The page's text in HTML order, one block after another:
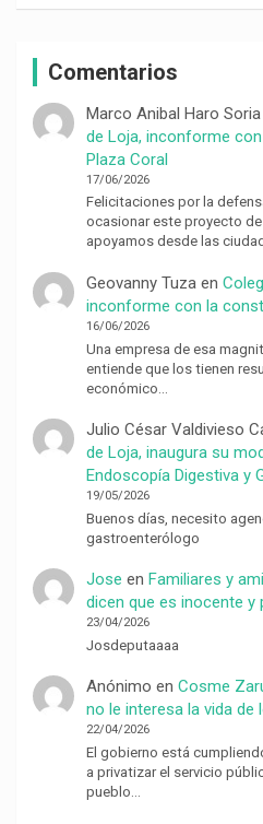
Comentarios
Marco Anibal Haro Soria
de Loja, inconforme
Plaza Coral
17/06/2026
Felicitaciones por la
ocasionar este proyecto
apoyamos desde las
Geovanny Tuzaen
inconforme con la
16/06/2026
Una empresa de esa
entiende que los tienen
económico…
Julio César Valdivieso
de Loja, inaugura su
Endoscopía Digestiva y
19/05/2026
Buenos días, necesito
gastroenterólogo
Jose en Familiares y
dicen que es inocente y
23/04/2026
Josdeputaaaa
Anónimo en Cosme
no le interesa la vida de
22/04/2026
El gobierno está
a privatizar el servicio
pueblo…